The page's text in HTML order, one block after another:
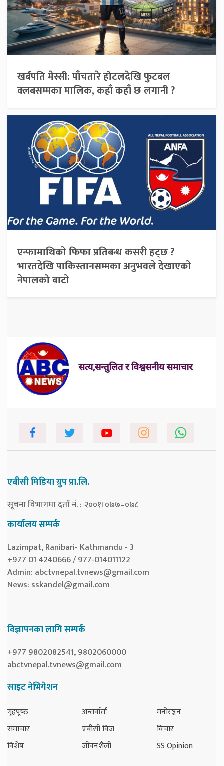
खर्बपति मेस्सी: पाँचतारे होटलदेखि फुटबल
क्लबसम्मका मालिक, कहाँ कहाँ छ लगानी ?
एन्फामाथिको फिफा प्रतिबन्ध कसरी हट्छ ?
भारतदेखि पाकिस्तानसम्मका अनुभवले देखाएको
नेपालको बाटो
एबीसी मिडिया ग्रुप प्रा.लि.
सूचना विभागमा दर्ता नं. : २००१।०७७–०७८
कार्यालय सम्पर्क
Lazimpat, Ranibari- Kathmandu - 3
+977 01 4240666 / 977-014011122
Admin: abctvnepal.tvnews@gmail.com
News: sskandel@gmail.com
विज्ञापनका लागि सम्पर्क
+977 9802082541, 9802060000
abctvnepal.tvnews@gmail.com
साइट नेभिगेशन
गृहपृष्‍ठ
समाचार
विशेष
अन्तर्वार्ता
एबीसी विज
जीवनशैली
मनोरञ्जन
विचार
SS Opinion